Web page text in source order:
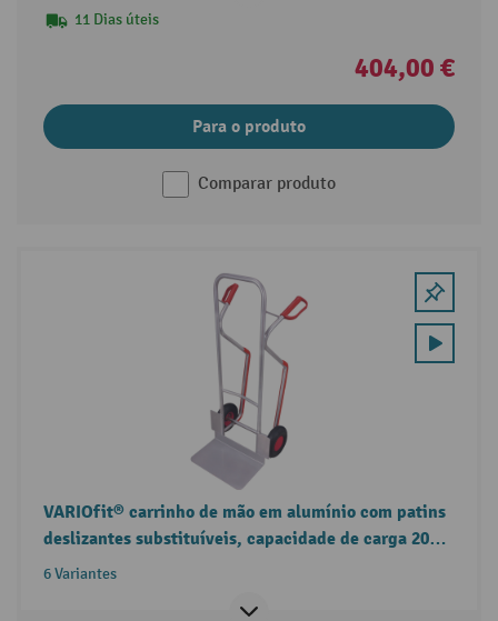
11 Dias úteis
404,00 €
Para o produto
Comparar produto
VARIOfit® carrinho de mão em alumínio com patins
deslizantes substituíveis, capacidade de carga 200
kg
6 Variantes